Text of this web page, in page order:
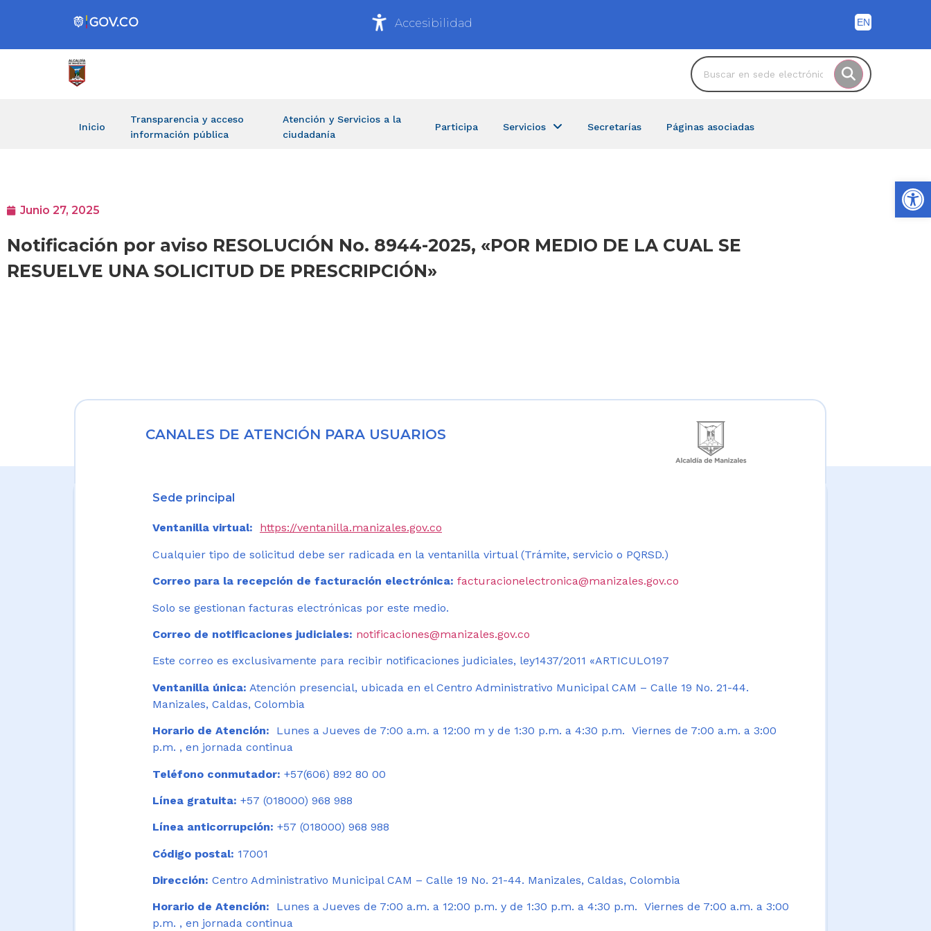
Accesibilidad
Inicio
Transparencia y acceso
información pública
Atención y Servicios a la
ciudadanía
Participa Servicios Secretarías Páginas asociadas
Junio 27, 2025
Notificación por aviso RESOLUCIÓN No. 8944-2025, «POR MEDIO DE LA CUAL SE
RESUELVE UNA SOLICITUD DE PRESCRIPCIÓN»
CANALES DE ATENCIÓN PARA USUARIOS
Sede principal
Ventanilla virtual: https://ventanilla.manizales.gov.co
Cualquier tipo de solicitud debe ser radicada en la ventanilla virtual (Trámite, servicio o PQRSD.)
Correo para la recepción de facturación electrónica: facturacionelectronica@manizales.gov.co
Solo se gestionan facturas electrónicas por este medio.
Correo de notificaciones judiciales: notificaciones@manizales.gov.co
Este correo es exclusivamente para recibir notificaciones judiciales, ley1437/2011 «ARTICULO197
Ventanilla única: Atención presencial, ubicada en el Centro Administrativo Municipal CAM – Calle 19 No. 21-44.
Manizales, Caldas, Colombia
Horario de Atención:
Lunes a Jueves de 7:00 a.m. a 12:00 m y de 1:30 p.m. a 4:30 p.m. Viernes de 7:00 a.m. a 3:00
p.m. , en jornada continua
Teléfono conmutador: +57(606) 892 80 00
Línea gratuita: +57 (018000) 968 988
Línea anticorrupción: +57 (018000) 968 988
Código postal: 17001
Dirección: Centro Administrativo Municipal CAM – Calle 19 No. 21-44. Manizales, Caldas, Colombia
Horario de Atención: Lunes a Jueves de 7:00 a.m. a 12:00 p.m. y de 1:30 p.m. a 4:30 p.m. Viernes de 7:00 a.m. a 3:00
p.m. , en jornada continua